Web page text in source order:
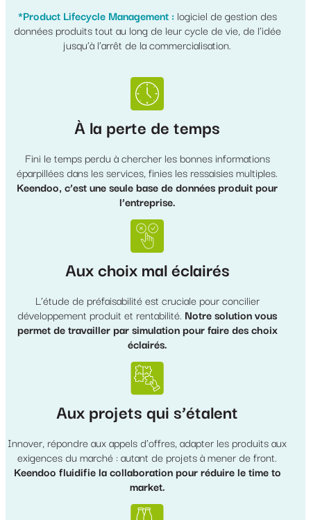
*Product Lifecycle Management : logiciel de gestion des
données produits tout au long de leur cycle de vie, de l’idée
jusqu’à l’arrêt de la commercialisation.
À la perte de temps
Fini le temps perdu à chercher les bonnes informations
éparpillées dans les services, finies les ressaisies multiples.
Keendoo, c’est une seule base de données produit pour
l’entreprise.
Aux choix mal éclairés
L’étude de préfaisabilité est cruciale pour concilier
développement produit et rentabilité. Notre solution vous
permet de travailler par simulation pour faire des choix
éclairés.
Aux projets qui s’étalent
Innover, répondre aux appels d’offres, adapter les produits aux
exigences du marché : autant de projets à mener de front.
Keendoo fluidifie la collaboration pour réduire le time to
market.